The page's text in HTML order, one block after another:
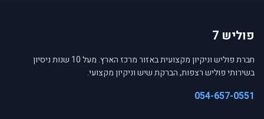
פוליש 7
חברת פוליש וניקיון מקצועית באזור מרכז הארץ. מעל 10 שנות ניסיון
בשירותי פוליש רצפות, הברקת שיש וניקיון מקצועי.
054-657-0551